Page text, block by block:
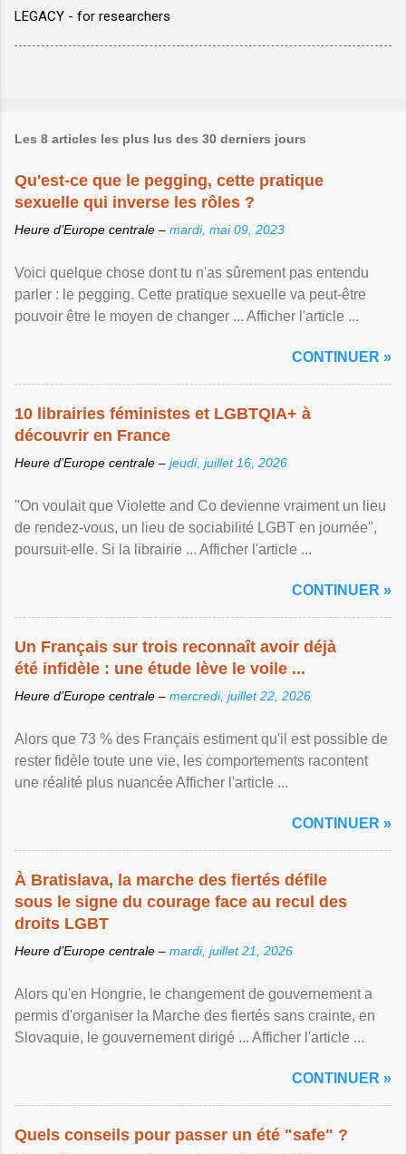
LEGACY - for researchers
Les 8 articles les plus lus des 30 derniers jours
Qu'est-ce que le pegging, cette pratique
sexuelle qui inverse les rôles ?
Heure d’Europe centrale – mardi, mai 09, 2023
Voici quelque chose dont tu n'as sûrement pas entendu
parler : le pegging. Cette pratique sexuelle va peut-être
pouvoir être le moyen de changer ... Afficher l'article ...
CONTINUER »
10 librairies féministes et LGBTQIA+ à
découvrir en France
Heure d’Europe centrale – jeudi, juillet 16, 2026
"On voulait que Violette and Co devienne vraiment un lieu
de rendez-vous, un lieu de sociabilité LGBT en journée",
poursuit-elle. Si la librairie ... Afficher l'article ...
CONTINUER »
Un Français sur trois reconnaît avoir déjà
été infidèle : une étude lève le voile ...
Heure d’Europe centrale – mercredi, juillet 22, 2026
Alors que 73 % des Français estiment qu'il est possible de
rester fidèle toute une vie, les comportements racontent
une réalité plus nuancée Afficher l'article ...
CONTINUER »
À Bratislava, la marche des fiertés défile
sous le signe du courage face au recul des
droits LGBT
Heure d’Europe centrale – mardi, juillet 21, 2026
Alors qu'en Hongrie, le changement de gouvernement a
permis d'organiser la Marche des fiertés sans crainte, en
Slovaquie, le gouvernement dirigé ... Afficher l'article ...
CONTINUER »
Quels conseils pour passer un été "safe" ?